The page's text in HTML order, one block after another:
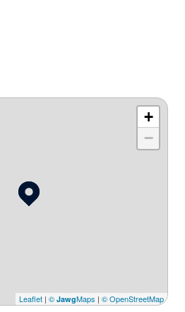
+
−
Leaflet | © JawgMaps | © OpenStreetMap